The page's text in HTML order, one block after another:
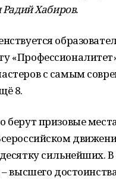
Радий Хабиров.
с самым
8.
берут призовые
сильнейших.
высшего